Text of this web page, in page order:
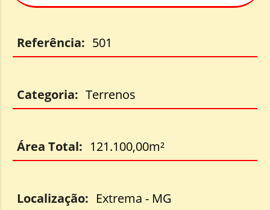
Referência: 501
Categoria: Terrenos
Área Total: 121.100,00m²
Localização: Extrema - MG